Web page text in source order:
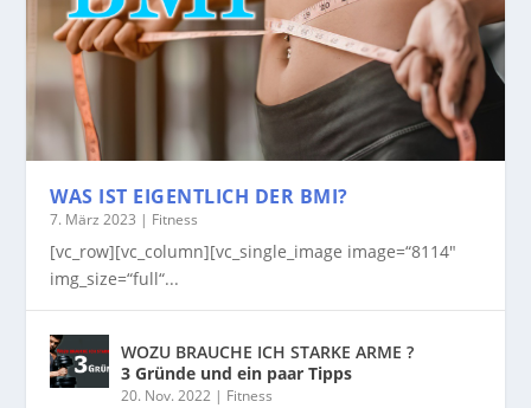
WAS IST EIGENTLICH DER BMI?
7. März 2023 | Fitness
[vc_row][vc_column][vc_single_image image=“8114″
img_size=“full“...
WOZU BRAUCHE ICH STARKE ARME ?
3 Gründe und ein paar Tipps
20. Nov. 2022 | Fitness